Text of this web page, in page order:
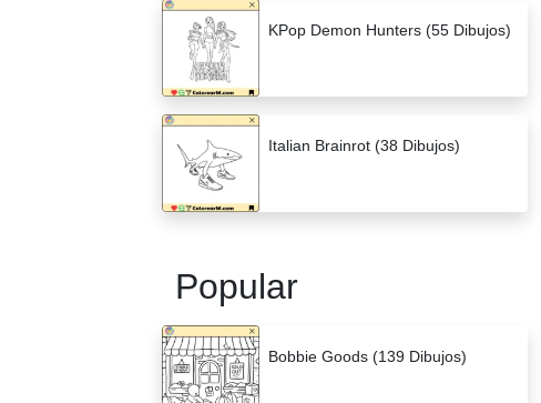
KPop Demon Hunters (55 Dibujos)
Italian Brainrot (38 Dibujos)
Popular
Bobbie Goods (139 Dibujos)